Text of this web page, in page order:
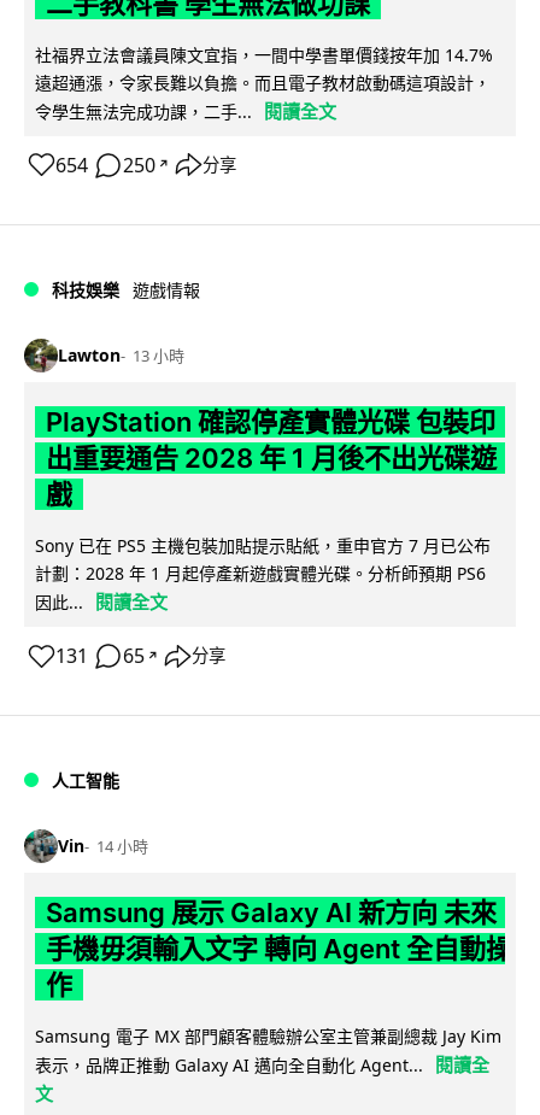
社福界立法會議員陳文宜指，一間中學書單價錢按年加 14.7%
遠超通漲，令家長難以負擔。而且電子教材啟動碼這項設計，
令學生無法完成功課，二手...
閱讀全文
654 250 ↗ 分享
科技娛樂 遊戲情報
Lawton 13 小時
PlayStation 確認停產實體光碟 包裝印
出重要通告 2028 年 1 月後不出光碟遊
戲
Sony 已在 PS5 主機包裝加貼提示貼紙，重申官方 7 月已公布
計劃：2028 年 1 月起停產新遊戲實體光碟。分析師預期 PS6
因此...
閱讀全文
131 65 ↗ 分享
人工智能
Vin 14 小時
Samsung 展示 Galaxy AI 新方向 未來
手機毋須輸入文字 轉向 Agent 全自動操
作
Samsung 電子 MX 部門顧客體驗辦公室主管兼副總裁 Jay Kim
表示，品牌正推動 Galaxy AI 邁向全自動化 Agent...
閱讀全
文